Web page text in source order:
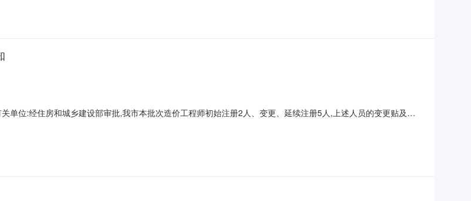
单位:经住房和城乡建设部审批,我市本批次造价工程师初始注册2人、变更、延续注册5人,上述人员的变更贴及证
册人员的姓名、注册编号)、注册人员身份证复印件、代领人的身份证复印件、注册证书原件领取;注:延续注册通